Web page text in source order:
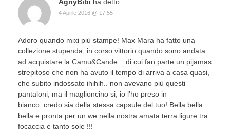
4 Aprile 2016 @ 17:55
Adoro quando mixi più stampe! Max Mara ha fatto una
collezione stupenda; in corso vittorio quando sono andata
ad acquistare la Camu&Cande .. di cui fan parte un pijamas
strepitoso che non ha avuto il tempo di arriva a casa quasi,
che subito indossato ihihih.. non avevano più questi
pantaloni, ma il maglioncino si, io l’ho preso in
bianco..credo sia della stessa capsule del tuo! Bella bella
bella e pronta per un we nella nostra amata terra ligure tra
focaccia e tanto sole !!!